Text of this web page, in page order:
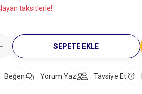
taksitlerle!
SEPETE EKLE
Yorum Yaz Tavsiye Et